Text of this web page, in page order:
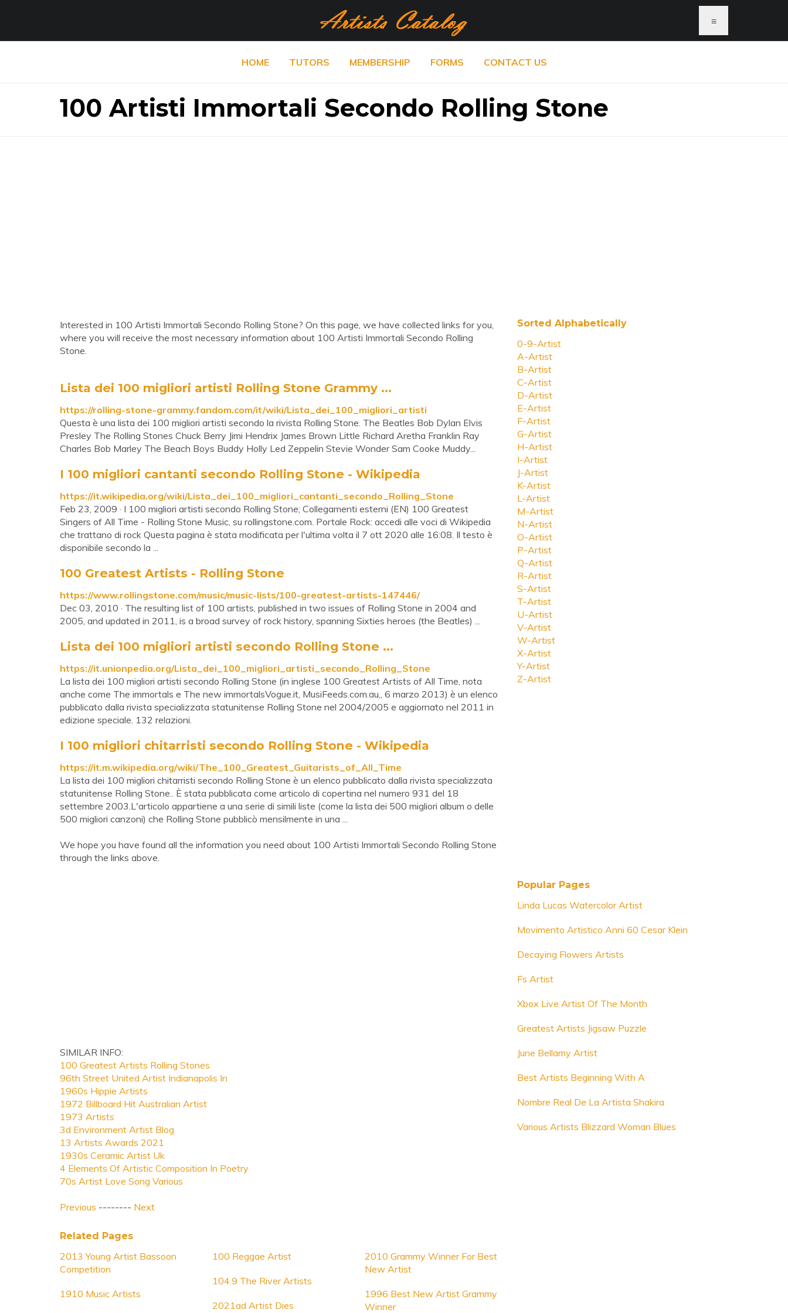
≡
HOME TUTORS MEMBERSHIP FORMS CONTACT US
100 Artisti Immortali Secondo Rolling Stone
Interested in 100 Artisti Immortali Secondo Rolling Stone? On this page, we have collected links for you,
where you will receive the most necessary information about 100 Artisti Immortali Secondo Rolling
Stone.
Lista dei 100 migliori artisti Rolling Stone Grammy ...
https://rolling-stone-grammy.fandom.com/it/wiki/Lista_dei_100_migliori_artisti
Questa è una lista dei 100 migliori artisti secondo la rivista Rolling Stone. The Beatles Bob Dylan Elvis
Presley The Rolling Stones Chuck Berry Jimi Hendrix James Brown Little Richard Aretha Franklin Ray
Charles Bob Marley The Beach Boys Buddy Holly Led Zeppelin Stevie Wonder Sam Cooke Muddy...
I 100 migliori cantanti secondo Rolling Stone - Wikipedia
https://it.wikipedia.org/wiki/Lista_dei_100_migliori_cantanti_secondo_Rolling_Stone
Feb 23, 2009 · I 100 migliori artisti secondo Rolling Stone; Collegamenti esterni (EN) 100 Greatest
Singers of All Time - Rolling Stone Music, su rollingstone.com. Portale Rock: accedi alle voci di Wikipedia
che trattano di rock Questa pagina è stata modificata per l'ultima volta il 7 ott 2020 alle 16:08. Il testo è
disponibile secondo la ...
100 Greatest Artists - Rolling Stone
https://www.rollingstone.com/music/music-lists/100-greatest-artists-147446/
Dec 03, 2010 · The resulting list of 100 artists, published in two issues of Rolling Stone in 2004 and
2005, and updated in 2011, is a broad survey of rock history, spanning Sixties heroes (the Beatles) ...
Lista dei 100 migliori artisti secondo Rolling Stone ...
https://it.unionpedia.org/Lista_dei_100_migliori_artisti_secondo_Rolling_Stone
La lista dei 100 migliori artisti secondo Rolling Stone (in inglese 100 Greatest Artists of All Time, nota
anche come The immortals e The new immortalsVogue.it, MusiFeeds.com.au,, 6 marzo 2013) è un elenco
pubblicato dalla rivista specializzata statunitense Rolling Stone nel 2004/2005 e aggiornato nel 2011 in
edizione speciale. 132 relazioni.
I 100 migliori chitarristi secondo Rolling Stone - Wikipedia
https://it.m.wikipedia.org/wiki/The_100_Greatest_Guitarists_of_All_Time
La lista dei 100 migliori chitarristi secondo Rolling Stone è un elenco pubblicato dalla rivista specializzata
statunitense Rolling Stone.. È stata pubblicata come articolo di copertina nel numero 931 del 18
settembre 2003.L'articolo appartiene a una serie di simili liste (come la lista dei 500 migliori album o delle
500 migliori canzoni) che Rolling Stone pubblicò mensilmente in una ...
We hope you have found all the information you need about 100 Artisti Immortali Secondo Rolling Stone
through the links above.
SIMILAR INFO:
100 Greatest Artists Rolling Stones
96th Street United Artist Indianapolis In
1960s Hippie Artists
1972 Billboard Hit Australian Artist
1973 Artists
3d Environment Artist Blog
13 Artists Awards 2021
1930s Ceramic Artist Uk
4 Elements Of Artistic Composition In Poetry
70s Artist Love Song Various
Previous -------- Next
Related Pages
2013 Young Artist Bassoon
Competition
1910 Music Artists
100 Reggae Artist
104.9 The River Artists
2021ad Artist Dies
2010 Grammy Winner For Best
New Artist
1996 Best New Artist Grammy
Winner
Sorted Alphabetically
0-9-Artist
A-Artist
B-Artist
C-Artist
D-Artist
E-Artist
F-Artist
G-Artist
H-Artist
I-Artist
J-Artist
K-Artist
L-Artist
M-Artist
N-Artist
O-Artist
P-Artist
Q-Artist
R-Artist
S-Artist
T-Artist
U-Artist
V-Artist
W-Artist
X-Artist
Y-Artist
Z-Artist
Popular Pages
Linda Lucas Watercolor Artist
Movimento Artistico Anni 60 Cesar Klein
Decaying Flowers Artists
Fs Artist
Xbox Live Artist Of The Month
Greatest Artists Jigsaw Puzzle
June Bellamy Artist
Best Artists Beginning With A
Nombre Real De La Artista Shakira
Various Artists Blizzard Woman Blues